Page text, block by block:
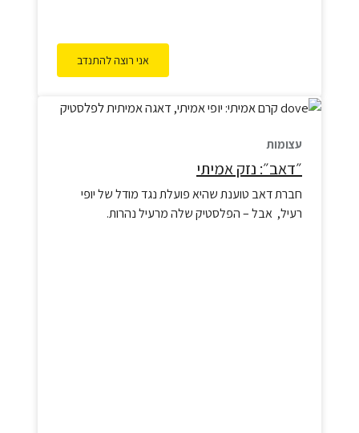
אני רוצה להתנדב
עצומות
״דאב״: נזק אמיתי
חברת דאב טוענת שהיא פועלת נגד מודל של יופי
רעיל, אבל – הפלסטיק שלה מרעיל נהרות.